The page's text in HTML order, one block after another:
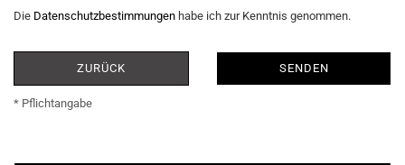
Die Datenschutzbestimmungen habe ich zur Kenntnis genommen.
ZURÜCK SENDEN
* Pflichtangabe